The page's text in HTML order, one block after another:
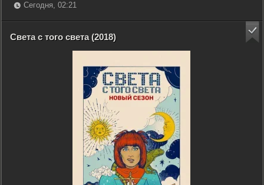
Сегодня, 02:21
Света с того света (2018)